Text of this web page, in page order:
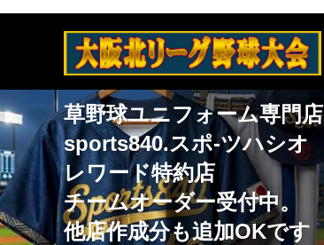
草野球ユニフォーム専門店
sports840.スポ-ツハシオ
レワード特約店
チームオーダー受付中。
他店作成分も追加OKです